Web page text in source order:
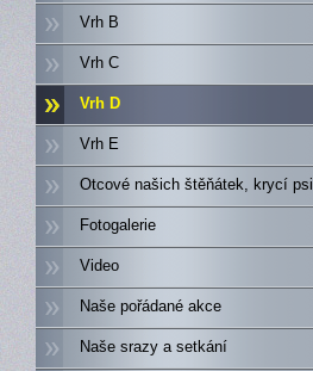
Vrh B
Vrh C
Vrh D
Vrh E
Otcové našich štěňátek, krycí psi
Fotogalerie
Video
Naše pořádané akce
Naše srazy a setkání